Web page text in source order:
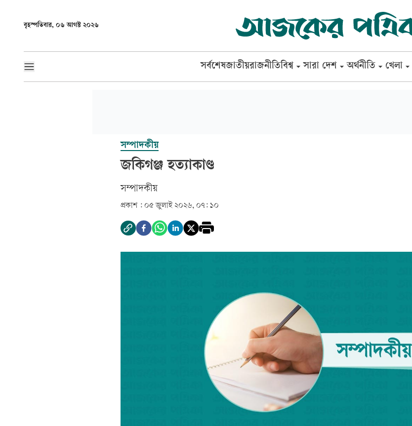
বৃহস্পতিবার, ০৬ আগস্ট ২০২৬
সর্বশেষজাতীয়রাজনীতিবিশ্ব সারা দেশ অর্থনীতি খেলা
সম্পাদকীয়
জকিগঞ্জ হত্যাকাণ্ড
সম্পাদকীয়
প্রকাশ : ০৫ জুলাই ২০২৬, ০৭: ১০